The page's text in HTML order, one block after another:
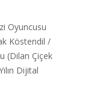
Oyuncusu
Köstendil /
(Dilan Çiçek
Dijital